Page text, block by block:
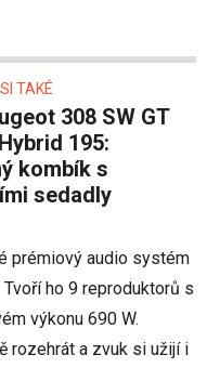
TAKÉ
195:
kombík s
sedadly
prémiový audio systém
ho 9 reproduktorů s
výkonu 690 W.
rozehrát a zvuk si užijí i